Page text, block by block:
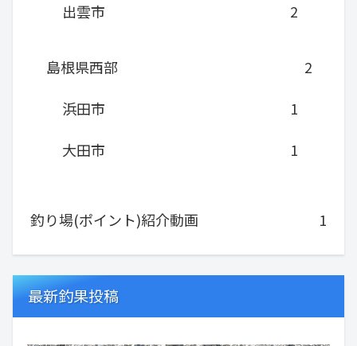
出雲市
2
島根県西部
2
浜田市
1
大田市
1
釣り場(ポイント)紹介動画 1
最新釣果投稿